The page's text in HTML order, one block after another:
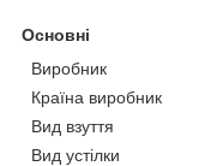
Основні
Виробник
Країна виробник
Вид взуття
Вид устілки